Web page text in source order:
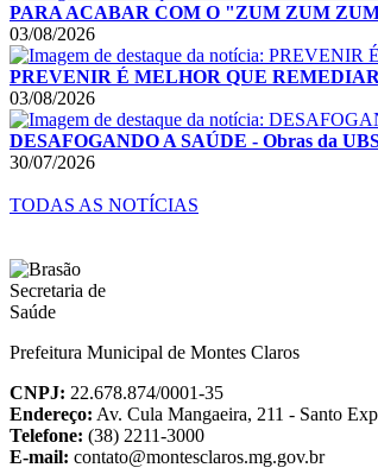
PARA ACABAR COM O "ZUM ZUM ZUM"
03/08/2026
PREVENIR É MELHOR QUE REMEDIAR
03/08/2026
DESAFOGANDO A SAÚDE - Obras da
30/07/2026
TODAS AS NOTÍCIAS
Prefeitura Municipal de Montes Claros
CNPJ: 22.678.874/0001-35
Endereço: Av. Cula Mangaeira, 211 - Santo
Telefone: (38) 2211-3000
E-mail: contato@montesclaros.mg.gov.br